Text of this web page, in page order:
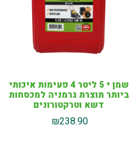
שמן י 5 ליטר 4 פעימות איכותי
ביותר תוצרת גרמניה למכסחות
דשא וטרקטורונים
₪238.90